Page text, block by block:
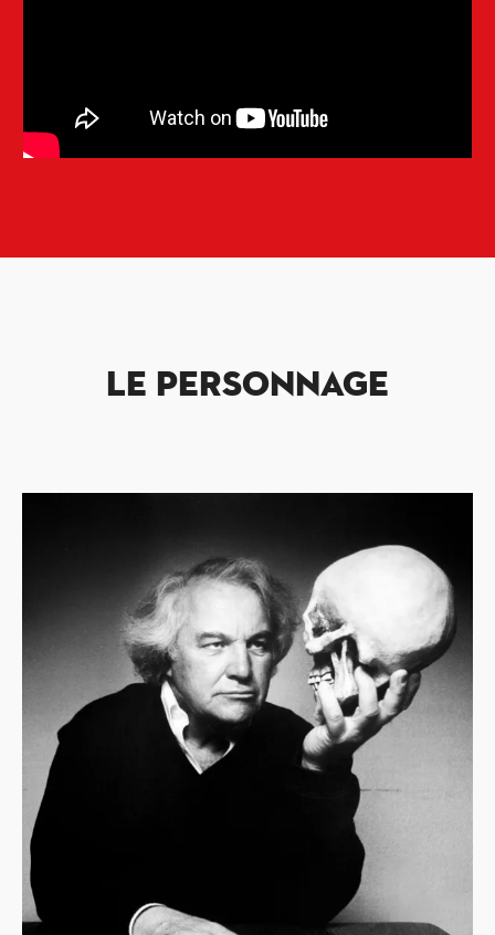
LE PERSONNAGE